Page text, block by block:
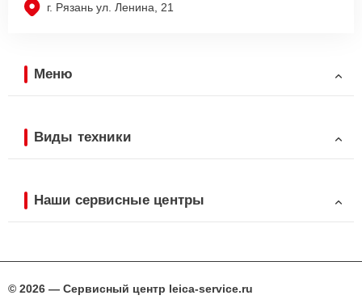
г. Рязань ул. Ленина, 21
Меню
Виды техники
Наши сервисные центры
© 2026 — Сервисный центр leica-service.ru